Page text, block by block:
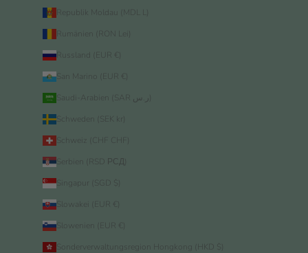
Republik Moldau (MDL L)
Rumänien (RON Lei)
Russland (EUR €)
San Marino (EUR €)
Schweden (SEK kr)
Schweiz (CHF CHF)
Serbien (RSD РСД)
Singapur (SGD $)
Slowakei (EUR €)
Slowenien (EUR €)
Sonderverwaltungsregion Hongkong (HKD $)